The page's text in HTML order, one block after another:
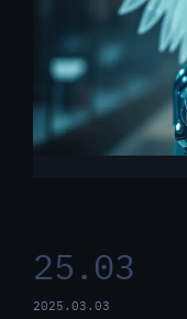
25.03
2025.03.03